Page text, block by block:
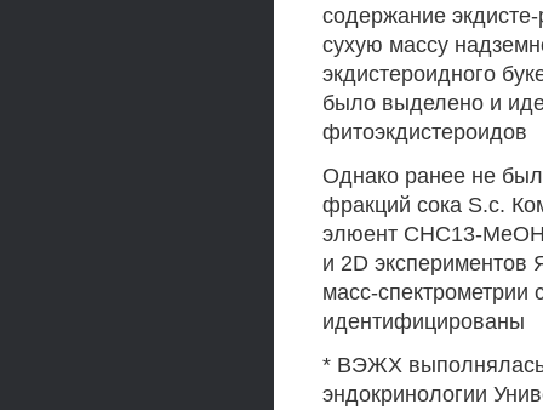
содержание
сухую массу
экдистероидного
было выделено и
фитоэкдистероидов
Однако ранее не
фракций сока S.c.
элюент СНС13-
и 2D экспериментов
масс-
идентифицированы
* ВЭЖХ выполнялась
эндокринологии